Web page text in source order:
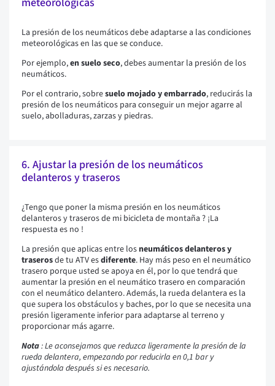
La presión de los neumáticos debe adaptarse a las condiciones
meteorológicas en las que se conduce.
Por ejemplo,en suelo seco, debes aumentar la presión de los
neumáticos.
Por el contrario, sobresuelo mojado y embarrado, reducirás la
presión de los neumáticos para conseguir un mejor agarre al
suelo, abolladuras, zarzas y piedras.
6. Ajustar la presión de los neumáticos
delanteros y traseros
¿Tengo que poner la misma presión en los neumáticos
delanteros y traseros de mi bicicleta de montaña ? ¡La
respuesta es no !
La presión que aplicas entre los neumáticos delanteros y
traserosde tu ATV esdiferente. Hay más peso en el neumático
trasero porque usted se apoya en él, por lo que tendrá que
aumentar la presión en el neumático trasero en comparación
con el neumático delantero. Además, la rueda delantera es la
que supera los obstáculos y baches, por lo que se necesita una
presión ligeramente inferior para adaptarse al terreno y
proporcionar más agarre.
Nota: Le aconsejamos que reduzca ligeramente la presión de la
rueda delantera, empezando por reducirla en 0,1 bar y
ajustándola después si es necesario.